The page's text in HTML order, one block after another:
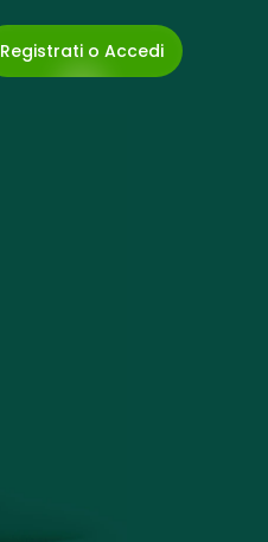
Registrati o Accedi